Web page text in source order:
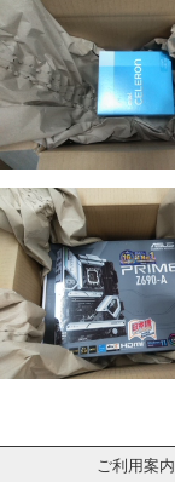
ご利用案内